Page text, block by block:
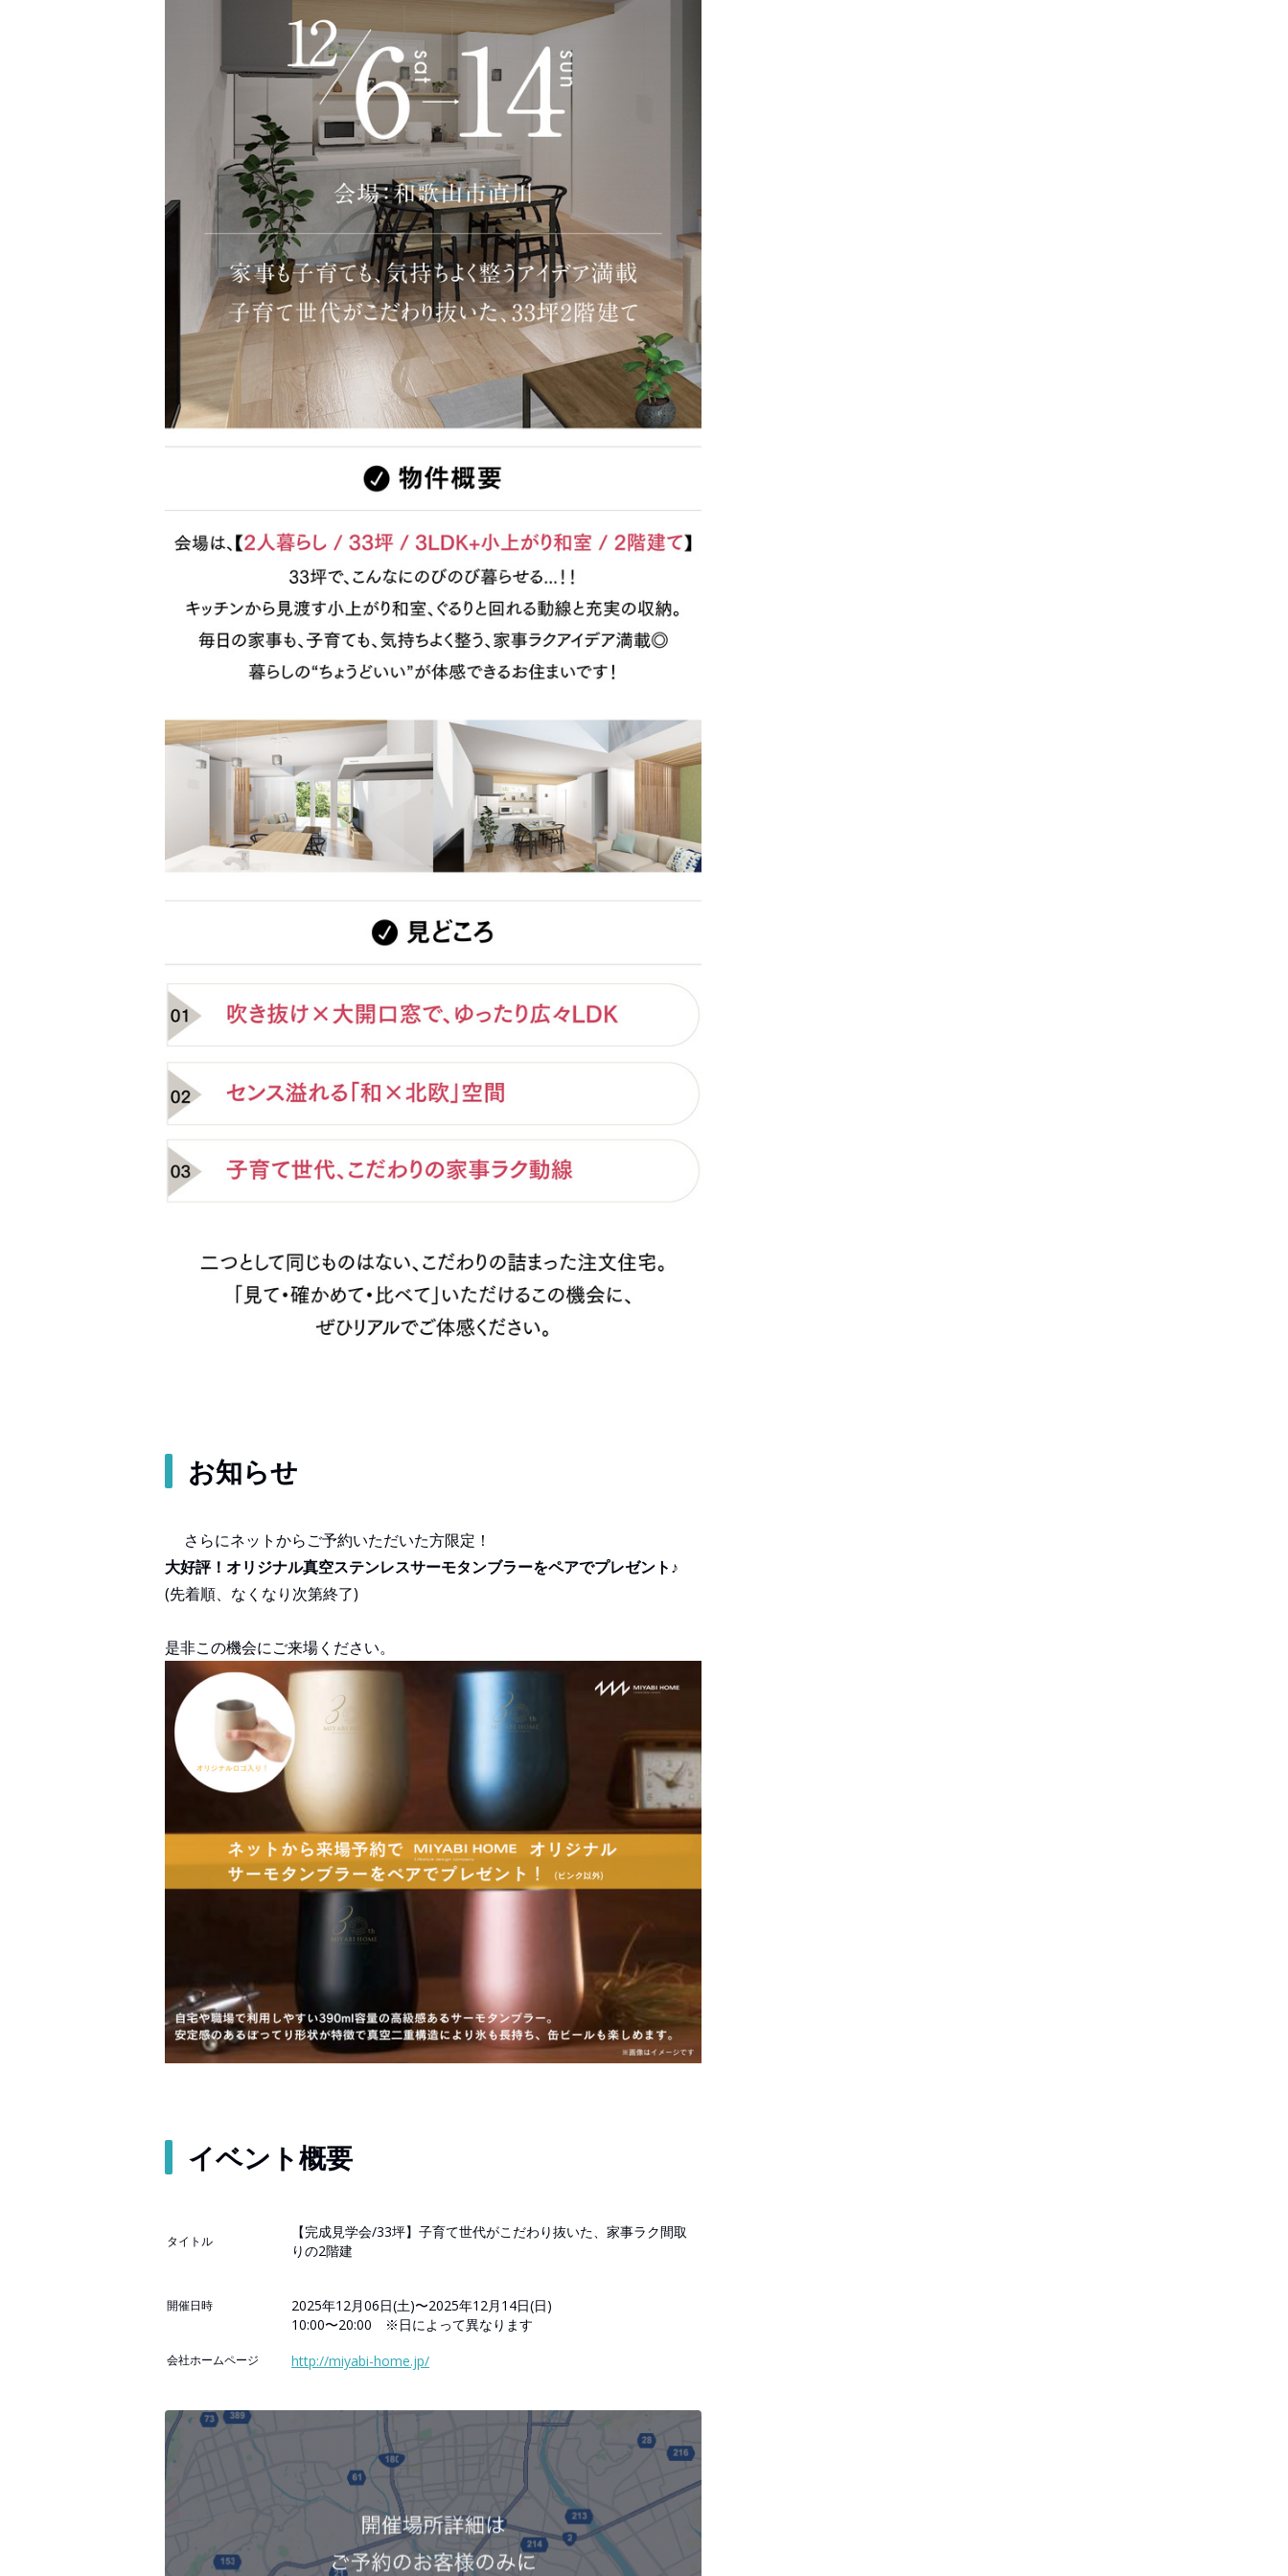
お知らせ
さらにネットからご予約いただいた方限定！
大好評！オリジナル真空ステンレスサーモタンブラーをペアでプレゼント♪
(先着順、なくなり次第終了)
是非この機会にご来場ください。
イベント概要
タイトル
【完成見学会/33坪】子育て世代がこだわり抜いた、家事ラク間取
りの2階建
開催日時
2025年12月06日(土)〜2025年12月14日(日)
10:00〜20:00 ※日によって異なります
会社ホームページ http://miyabi-home.jp/